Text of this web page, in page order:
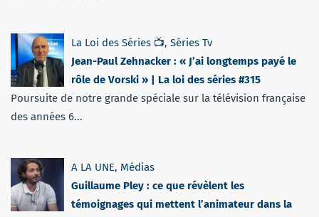
La Loi des Séries 📺, Séries Tv
Jean-Paul Zehnacker : « J’ai longtemps payé le
rôle de Vorski » | La loi des séries #315
Poursuite de notre grande spéciale sur la télévision française
des années 6...
A LA UNE, Médias
Guillaume Pley : ce que révèlent les
témoignages qui mettent l’animateur dans la